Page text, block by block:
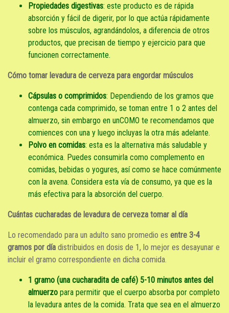
Propiedades digestivas: este producto es de rápida
absorción y fácil de digerir, por lo que actúa rápidamente
sobre los músculos, agrandándolos, a diferencia de otros
productos, que precisan de tiempo y ejercicio para que
funcionen correctamente.
Cómo tomar levadura de cerveza para engordar músculos
Cápsulas o comprimidos: Dependiendo de los gramos que
contenga cada comprimido, se toman entre 1 o 2 antes del
almuerzo, sin embargo en unCOMO te recomendamos que
comiences con una y luego incluyas la otra más adelante.
Polvo en comidas: esta es la alternativa más saludable y
económica. Puedes consumirla como complemento en
comidas, bebidas o yogures, así como se hace comúnmente
con la avena. Considera esta vía de consumo, ya que es la
más efectiva para la absorción del cuerpo.
Cuántas cucharadas de levadura de cerveza tomar al día
Lo recomendado para un adulto sano promedio es entre 3-4
gramos por día distribuidos en dosis de 1, lo mejor es desayunar e
incluir el gramo correspondiente en dicha comida.
1 gramo (una cucharadita de café) 5-10 minutos antes del
almuerzo para permitir que el cuerpo absorba por completo
la levadura antes de la comida. Trata que sea en el almuerzo